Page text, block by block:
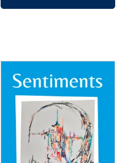
produit
plusieurs
variations.
Les
options